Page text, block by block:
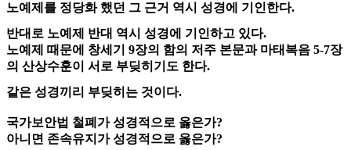
노예제를 정당화 했던 그 근거 역시 성경에 기인한다.
반대로 노예제 반대 역시 성경에 기인하고 있다.
노예제 때문에 창세기 9장의 함의 저주 본문과 마태복음 5-7장
의 산상수훈이 서로 부딪히기도 한다.
같은 성경끼리 부딪히는 것이다.
국가보안법 철폐가 성경적으로 옳은가?
아니면 존속유지가 성경적으로 옳은가?